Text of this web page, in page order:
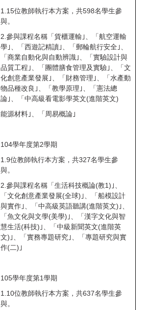
1.15位教師執行本方案，共598名學生參
與。
2.參與課程名稱「貨櫃運輸｣、「航空運輸
學｣、「西遊記精讀｣、「郵輪航行安全｣、
「商業自動化與自動辨識｣、「實驗設計與
品質工程｣、「團體膳食管理及實驗｣、「文
化創意產業發展｣、「財務管理｣、「水產動
物品種改良｣、「教學原理｣、「憲法總
論｣、「中高級看電影學英文(進階英文)
能源材料｣、「周易概論｣
104學年度第2學期
1.9位教師執行本方案，共327名學生參
與。
2.參與課程名稱「生活科技概論(教1)｣、
「文化創意產業發展(全球)｣、「船模設計
與實作｣、「中高級英語聽講(進階英文)｣、
「魚文化與文學(美學)｣、「漢字文化與智
慧生活(科技)｣、「中級新聞英文(進階英
文)｣、「實務專題研究｣、「專題研究與實
作(二)｣
105學年度第1學期
1.10位教師執行本方案，共637名學生參
與。